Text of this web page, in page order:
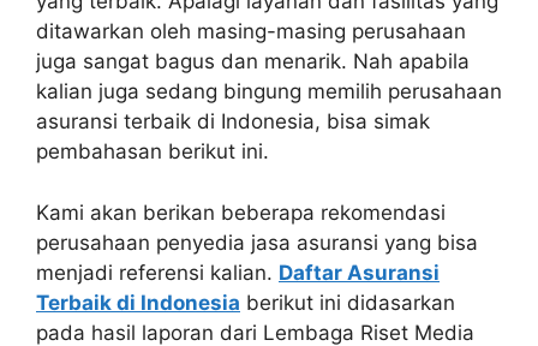
ditawarkan oleh masing-masing perusahaan
juga sangat bagus dan menarik. Nah apabila
kalian juga sedang bingung memilih perusahaan
asuransi terbaik di Indonesia, bisa simak
pembahasan berikut ini.
Kami akan berikan beberapa rekomendasi
perusahaan penyedia jasa asuransi yang bisa
menjadi referensi kalian. Daftar Asuransi
Terbaik di Indonesia berikut ini didasarkan
pada hasil laporan dari Lembaga Riset Media